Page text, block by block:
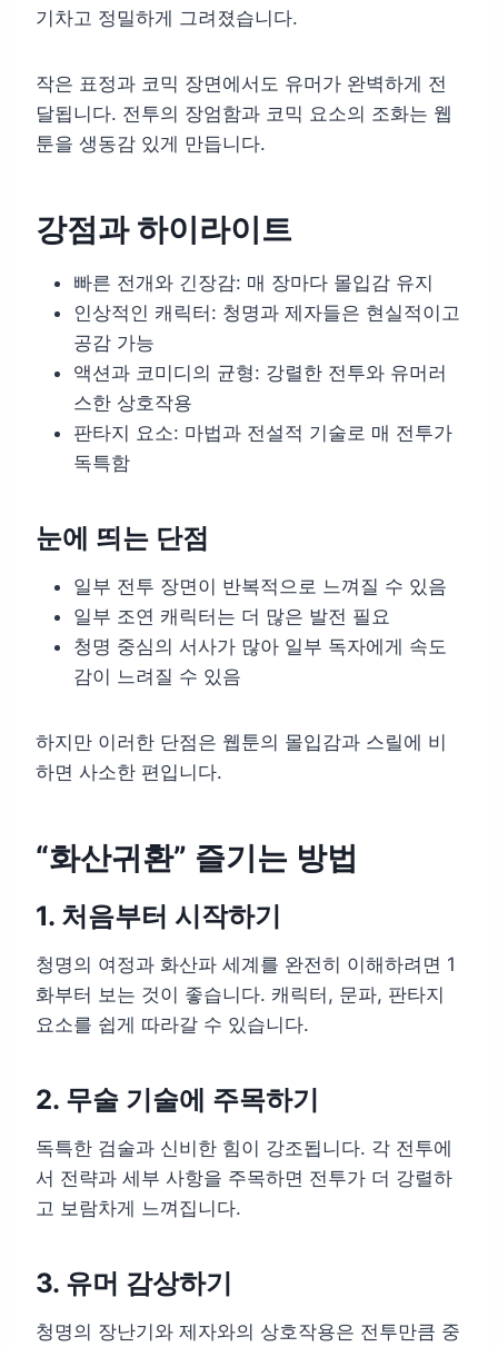
기차고 정밀하게 그려졌습니다.
작은 표정과 코믹 장면에서도 유머가 완벽하게 전
달됩니다. 전투의 장엄함과 코믹 요소의 조화는 웹
툰을 생동감 있게 만듭니다.
강점과 하이라이트
빠른 전개와 긴장감: 매 장마다 몰입감 유지
인상적인 캐릭터: 청명과 제자들은 현실적이고
공감 가능
액션과 코미디의 균형: 강렬한 전투와 유머러
스한 상호작용
판타지 요소: 마법과 전설적 기술로 매 전투가
독특함
눈에 띄는 단점
일부 전투 장면이 반복적으로 느껴질 수 있음
일부 조연 캐릭터는 더 많은 발전 필요
청명 중심의 서사가 많아 일부 독자에게 속도
감이 느려질 수 있음
하지만 이러한 단점은 웹툰의 몰입감과 스릴에 비
하면 사소한 편입니다.
“화산귀환” 즐기는 방법
1. 처음부터 시작하기
청명의 여정과 화산파 세계를 완전히 이해하려면 1
화부터 보는 것이 좋습니다. 캐릭터, 문파, 판타지
요소를 쉽게 따라갈 수 있습니다.
2. 무술 기술에 주목하기
독특한 검술과 신비한 힘이 강조됩니다. 각 전투에
서 전략과 세부 사항을 주목하면 전투가 더 강렬하
고 보람차게 느껴집니다.
3. 유머 감상하기
청명의 장난기와 제자와의 상호작용은 전투만큼 중